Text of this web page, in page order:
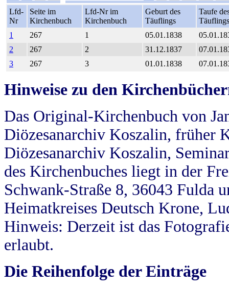
Lfd-
Nr
Seite im
Kirchenbuch
Lfd-Nr im
Kirchenbuch
Geburt des
Täuflings
Taufe
Täuflings
1
267 1 05.01.1838
2
267 2 31.12.1837
3
267 3 01.01.1838
Hinweise zu den
Das Original-Kirchenbuch von
Diözesanarchiv Koszalin, früher
Diözesanarchiv Koszalin,
des Kirchenbuches liegt in der
Schwank-Straße 8, 36043 Fulda
Heimatkreises Deutsch Krone,
Hinweis: Derzeit ist das
erlaubt.
Die Reihenfolge der Einträge